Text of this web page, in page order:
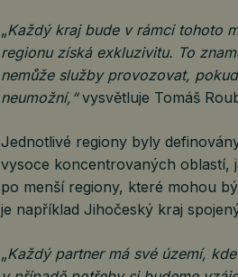
„Každý kraj bude v rámci tohoto
regionu získá exkluzivitu. To
nemůže služby provozovat,
neumožní,“vysvětluje Tomáš
Jednotlivé regiony byly
vysoce koncentrovaných oblastí,
po menší regiony, které mohou
je například Jihočeský kraj
„Každý partner má své území,